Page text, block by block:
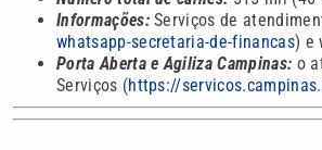
Informações:Serviços de
whatsapp-secretaria-de-financas) e
Porta Aberta e Agiliza Campinas: o
Serviços (https://